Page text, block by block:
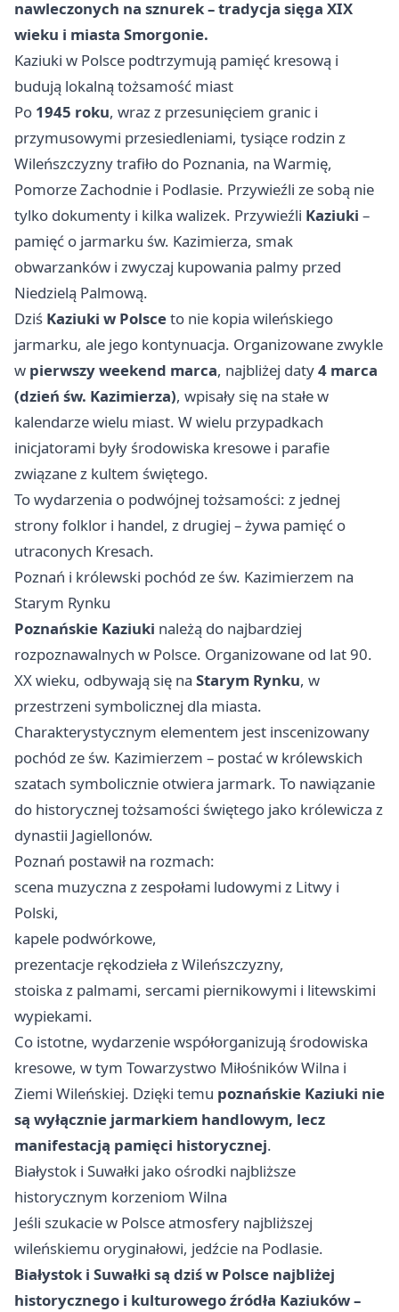
nawleczonych na sznurek – tradycja sięga XIX
wieku i miasta Smorgonie.
Kaziuki w Polsce podtrzymują pamięć kresową i
budują lokalną tożsamość miast
Po 1945 roku, wraz z przesunięciem granic i
przymusowymi przesiedleniami, tysiące rodzin z
Wileńszczyzny trafiło do Poznania, na Warmię,
Pomorze Zachodnie i Podlasie. Przywieźli ze sobą nie
tylko dokumenty i kilka walizek. Przywieźli Kaziuki –
pamięć o jarmarku św. Kazimierza, smak
obwarzanków i zwyczaj kupowania palmy przed
Niedzielą Palmową.
Dziś Kaziuki w Polsceto nie kopia wileńskiego
jarmarku, ale jego kontynuacja. Organizowane zwykle
w pierwszy weekend marca, najbliżej daty4 marca
(dzień św. Kazimierza), wpisały się na stałe w
kalendarze wielu miast. W wielu przypadkach
inicjatorami były środowiska kresowe i parafie
związane z kultem świętego.
To wydarzenia o podwójnej tożsamości: z jednej
strony folklor i handel, z drugiej – żywa pamięć o
utraconych Kresach.
Poznań i królewski pochód ze św. Kazimierzem na
Starym Rynku
Poznańskie Kaziuki należą do najbardziej
rozpoznawalnych w Polsce. Organizowane od lat 90.
XX wieku, odbywają się na Starym Rynku, w
przestrzeni symbolicznej dla miasta.
Charakterystycznym elementem jest inscenizowany
pochód ze św. Kazimierzem – postać w królewskich
szatach symbolicznie otwiera jarmark. To nawiązanie
do historycznej tożsamości świętego jako królewicza z
dynastii Jagiellonów.
Poznań postawił na rozmach:
scena muzyczna z zespołami ludowymi z Litwy i
Polski,
kapele podwórkowe,
prezentacje rękodzieła z Wileńszczyzny,
stoiska z palmami, sercami piernikowymi i litewskimi
wypiekami.
Co istotne, wydarzenie współorganizują środowiska
kresowe, w tym Towarzystwo Miłośników Wilna i
Ziemi Wileńskiej. Dzięki temu poznańskie Kaziuki nie
są wyłącznie jarmarkiem handlowym, lecz
manifestacją pamięci historycznej.
Białystok i Suwałki jako ośrodki najbliższe
historycznym korzeniom Wilna
Jeśli szukacie w Polsce atmosfery najbliższej
wileńskiemu oryginałowi, jedźcie na Podlasie.
Białystok i Suwałki są dziś w Polsce najbliżej
historycznego i kulturowego źródła Kaziuków –